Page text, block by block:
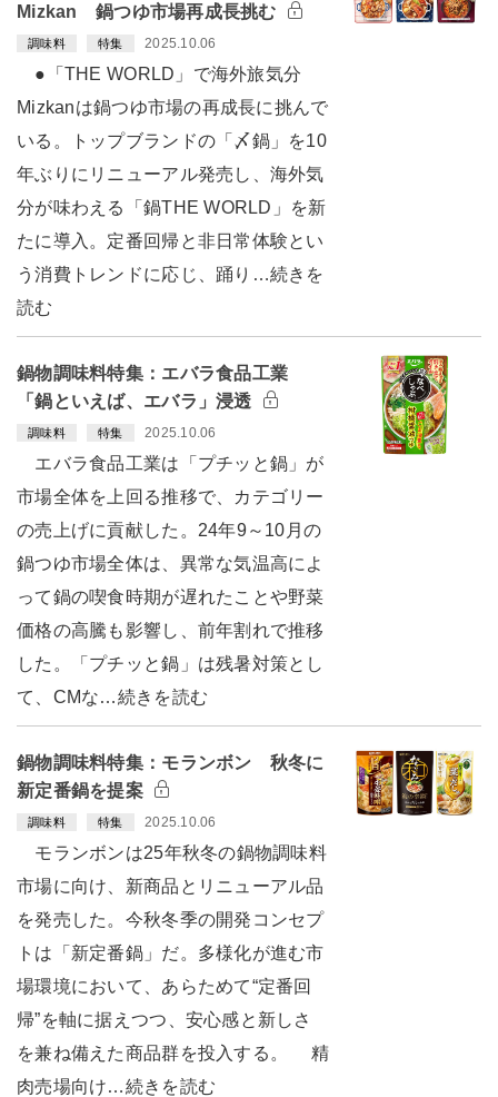
Mizkan 鍋つゆ市場再成長挑む
調味料 特集 2025.10.06
●「THE WORLD」で海外旅気分
Mizkanは鍋つゆ市場の再成長に挑んで
いる。トップブランドの「〆鍋」を10
年ぶりにリニューアル発売し、海外気
分が味わえる「鍋THE WORLD」を新
たに導入。定番回帰と非日常体験とい
う消費トレンドに応じ、踊り…続きを
読む
鍋物調味料特集：エバラ食品工業
「鍋といえば、エバラ」浸透
調味料 特集 2025.10.06
エバラ食品工業は「プチッと鍋」が
市場全体を上回る推移で、カテゴリー
の売上げに貢献した。24年9～10月の
鍋つゆ市場全体は、異常な気温高によ
って鍋の喫食時期が遅れたことや野菜
価格の高騰も影響し、前年割れで推移
した。「プチッと鍋」は残暑対策とし
て、CMな…続きを読む
鍋物調味料特集：モランボン 秋冬に
新定番鍋を提案
調味料 特集 2025.10.06
モランボンは25年秋冬の鍋物調味料
市場に向け、新商品とリニューアル品
を発売した。今秋冬季の開発コンセプ
トは「新定番鍋」だ。多様化が進む市
場環境において、あらためて“定番回
帰”を軸に据えつつ、安心感と新しさ
を兼ね備えた商品群を投入する。 精
肉売場向け…続きを読む